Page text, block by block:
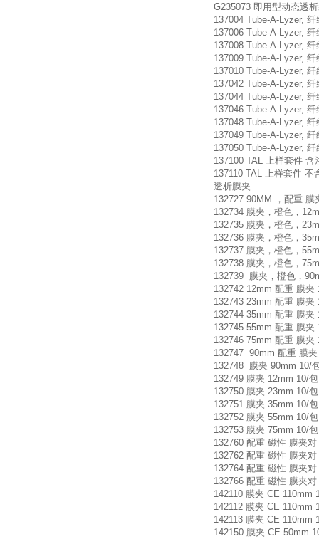
G235073 即用型动态透
137004 Tube-A-Lyzer,
137006 Tube-A-Lyzer,
137008 Tube-A-Lyzer,
137009 Tube-A-Lyzer,
137010 Tube-A-Lyzer,
137042 Tube-A-Lyzer,
137044 Tube-A-Lyzer,
137046 Tube-A-Lyzer,
137048 Tube-A-Lyzer,
137049 Tube-A-Lyzer,
137050 Tube-A-Lyzer,
137100 TAL 上样套件
137110 TAL 上样套件
透析膜夹
132727 90MM ，配重
132734 膜夹，橙色，
132735 膜夹，橙色，
132736 膜夹，橙色，
132737 膜夹，橙色，
132738 膜夹，橙色，
132739 膜夹，橙色，
132742 12mm 配重 膜
132743 23mm 配重 膜
132744 35mm 配重 膜
132745 55mm 配重 膜
132746 75mm 配重 膜
132747 90mm 配重 膜
132748 膜夹 90mm 10/
132749 膜夹 12mm 10/
132750 膜夹 23mm 10/
132751 膜夹 35mm 10/
132752 膜夹 55mm 10/
132753 膜夹 75mm 10/
132760 配重 磁性 膜夹
132762 配重 磁性 膜夹
132764 配重 磁性 膜夹
132766 配重 磁性 膜夹
142110 膜夹 CE 110mm
142112 膜夹 CE 110mm
142113 膜夹 CE 110mm
142150 膜夹 CE 50mm